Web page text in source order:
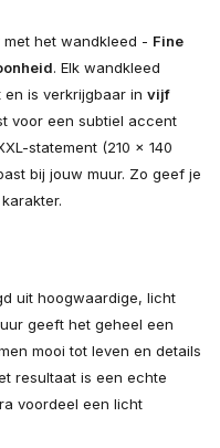
het wandkleed - Fine
. Elk wandkleed
is verkrijgbaar in vijf
voor een subtiel accent
statement (210 × 140
bij jouw muur. Zo geef je
uit hoogwaardige, licht
geeft het geheel een
mooi tot leven en details
resultaat is een echte
voordeel een licht